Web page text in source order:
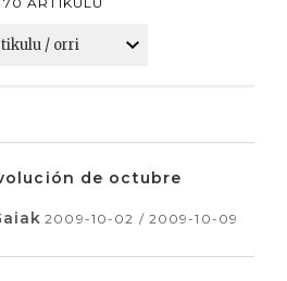
de octubre
2009-10-02 / 2009-10-09